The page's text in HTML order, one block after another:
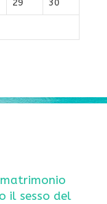
29 30
il sesso del